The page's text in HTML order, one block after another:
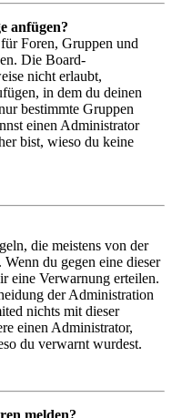
anfügen?
Foren, Gruppen und
Die Board-
nicht erlaubt,
in dem du deinen
bestimmte Gruppen
einen Administrator
bist, wieso du keine
die meistens von der
du gegen eine dieser
eine Verwarnung erteilen.
der Administration
nichts mit dieser
einen Administrator,
du verwarnt wurdest.